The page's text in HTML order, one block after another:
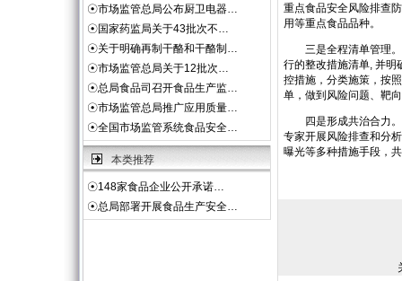
☉市场监管总局公布厨卫电器…
☉国家药监局关于43批次不…
☉关于明确再制干酪和干酪制…
☉市场监管总局关于12批次…
☉总局食品司召开食品生产监…
☉市场监管总局推广应用质量…
☉全国市场监管系统食品安全…
本类推荐
☉148家食品企业公开承诺…
☉总局部署开展食品生产安全…
重点食品安全风险排查
用等重点食品品种。
三是全程清单管理。
行的整改措施清单, 并明
控措施，分类施策，按
单，做到风险问题、靶
四是形成共治合力。
专家开展风险排查和分
曝光等多种措施手段，